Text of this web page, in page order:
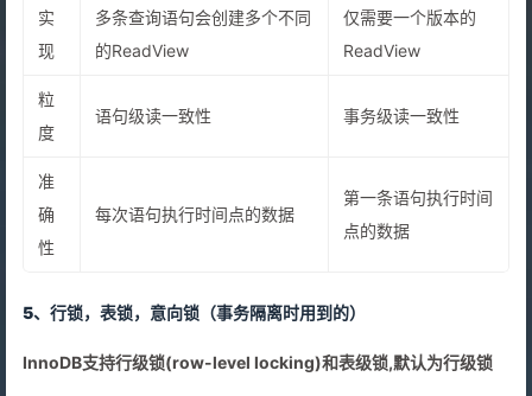
实
现
多条查询语句会创建多个不同
的ReadView
仅需要一个版本的
ReadView
粒
度
语句级读一致性 事务级读一致性
准
确
性
每次语句执行时间点的数据
第一条语句执行时间
点的数据
5、行锁，表锁，意向锁 （事务隔离时用到的）
InnoDB⽀持⾏级锁(row-level locking)和表级锁,默认为⾏级锁